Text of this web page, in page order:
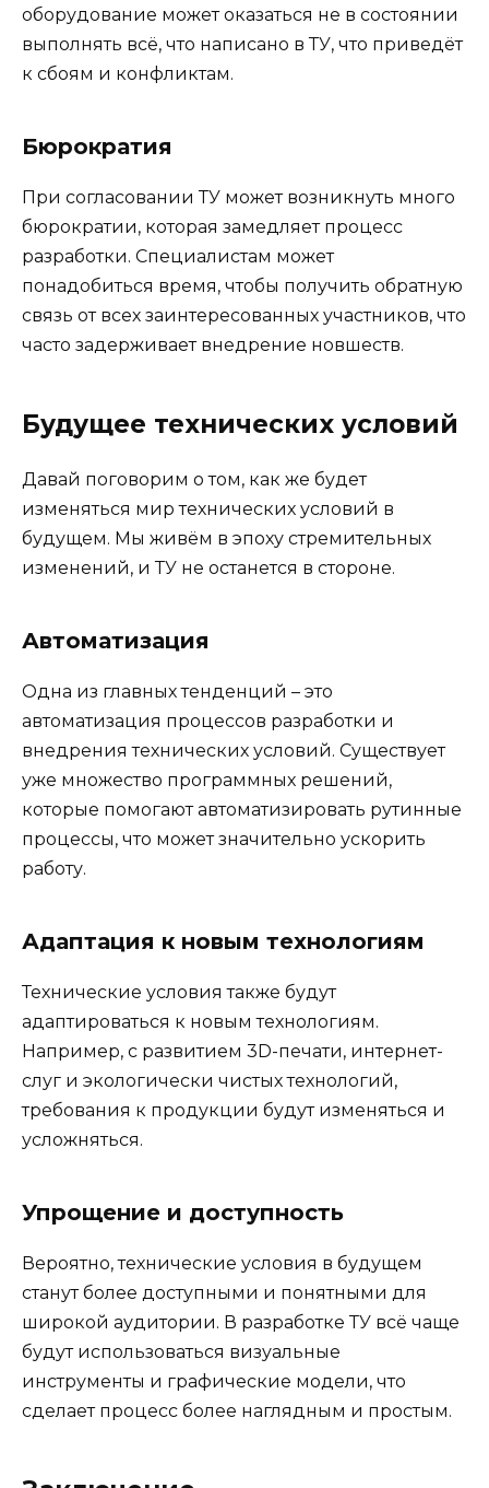
оборудование может оказаться не в состоянии
выполнять всё, что написано в ТУ, что приведёт
к сбоям и конфликтам.
Бюрократия
При согласовании ТУ может возникнуть много
бюрократии, которая замедляет процесс
разработки. Специалистам может
понадобиться время, чтобы получить обратную
связь от всех заинтересованных участников, что
часто задерживает внедрение новшеств.
Будущее технических условий
Давай поговорим о том, как же будет
изменяться мир технических условий в
будущем. Мы живём в эпоху стремительных
изменений, и ТУ не останется в стороне.
Автоматизация
Одна из главных тенденций – это
автоматизация процессов разработки и
внедрения технических условий. Существует
уже множество программных решений,
которые помогают автоматизировать рутинные
процессы, что может значительно ускорить
работу.
Адаптация к новым технологиям
Технические условия также будут
адаптироваться к новым технологиям.
Например, с развитием 3D-печати, интернет-
слуг и экологически чистых технологий,
требования к продукции будут изменяться и
усложняться.
Упрощение и доступность
Вероятно, технические условия в будущем
станут более доступными и понятными для
широкой аудитории. В разработке ТУ всё чаще
будут использоваться визуальные
инструменты и графические модели, что
сделает процесс более наглядным и простым.